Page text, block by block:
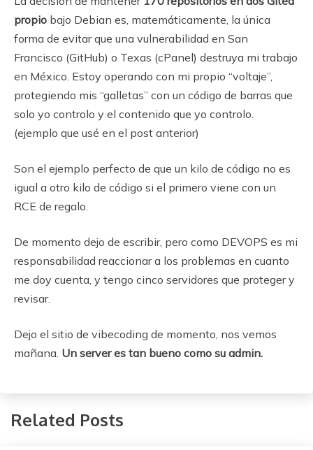
propio bajo Debian es, matemáticamente, la única
forma de evitar que una vulnerabilidad en San
Francisco (GitHub) o Texas (cPanel) destruya mi trabajo
en México. Estoy operando con mi propio “voltaje”,
protegiendo mis “galletas” con un código de barras que
solo yo controlo y el contenido que yo controlo.
(ejemplo que usé en el post anterior)
Son el ejemplo perfecto de que un kilo de código no es
igual a otro kilo de código si el primero viene con un
RCE de regalo.
De momento dejo de escribir, pero como DEVOPS es mi
responsabilidad reaccionar a los problemas en cuanto
me doy cuenta, y tengo cinco servidores que proteger y
revisar.
Dejo el sitio de vibecoding de momento, nos vemos
mañana. Un server es tan bueno como su admin.
Related Posts